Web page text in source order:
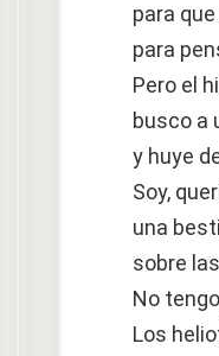
para
para
Pero el
busco a
y huye
Soy,
una
sobre
No
Los